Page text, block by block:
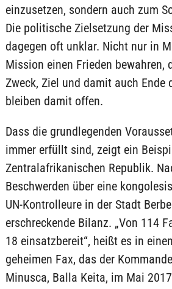
einzusetzen, sondern auch zum
Die politische Zielsetzung der
dagegen oft unklar. Nicht nur in
Mission einen Frieden bewahren,
Zweck, Ziel und damit auch Ende
bleiben damit offen.
Dass die grundlegenden
immer erfüllt sind, zeigt ein
Zentralafrikanischen Republik.
Beschwerden über eine
UN-Kontrolleure in der Stadt
erschreckende Bilanz. „Von 114
18 einsatzbereit“, heißt es in
geheimen Fax, das der
Minusca, Balla Keita, im Mai